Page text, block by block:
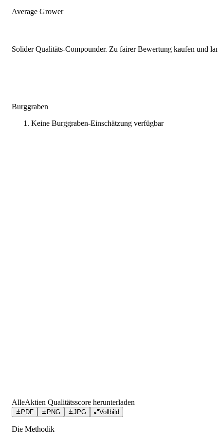
Average Grower
Solider Qualitäts-Compounder. Zu fairer Bewertung kaufen und
Burggraben
Keine Burggraben-Einschätzung verfügbar
AlleAktien Qualitätsscore herunterladen
PDF PNG JPG Vollbild
Die Methodik